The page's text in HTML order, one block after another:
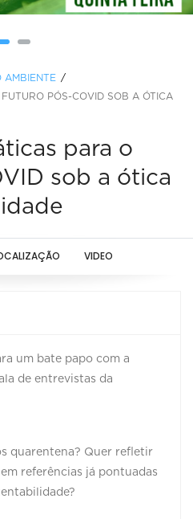
AMBIENTE
FUTURO PÓS-COVID SOB A ÓTICA
para o
sob a ótica
VIDEO
um bate papo com a
de entrevistas da
quarentena? Quer refletir
referências já pontuadas